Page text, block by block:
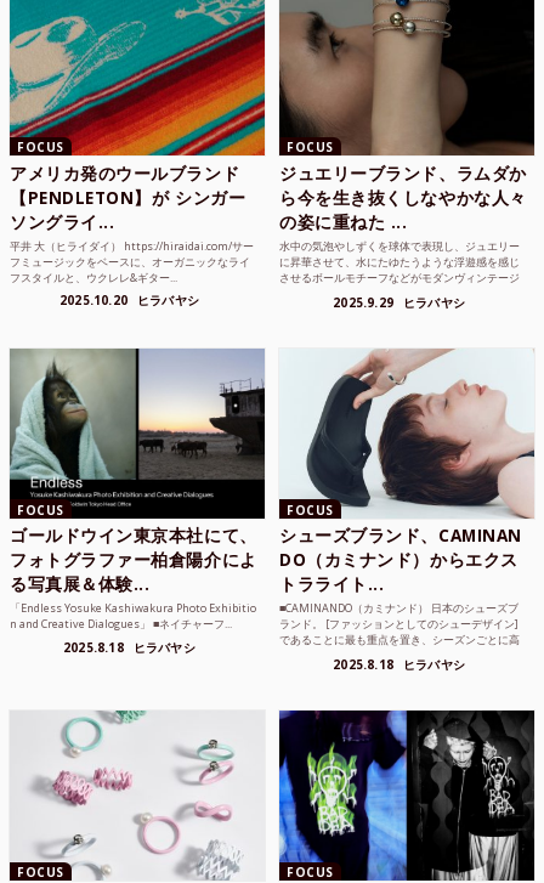
FOCUS
アメリカ発のウールブランド
【PENDLETON】が シンガー
ソングライ...
平井 大（ヒライダイ） https://hiraidai.com/サー
フミュージックをベースに、オーガニックなライ
フスタイルと、ウクレレ&ギター...
2025.10.20 ヒラバヤシ
FOCUS
ジュエリーブランド、ラムダか
ら今を生き抜くしなやかな人々
の姿に重ねた ...
水中の気泡やしずくを球体で表現し、ジュエリー
に昇華させて、水にたゆたうような浮遊感を感じ
させるボールモチーフなどがモダンヴィンテージ
2025.9.29 ヒラバヤシ
FOCUS
ゴールドウイン東京本社にて、
フォトグラファー柏倉陽介によ
る写真展＆体験...
「Endless Yosuke Kashiwakura Photo Exhibitio
n and Creative Dialogues」 ■ネイチャーフ...
2025.8.18 ヒラバヤシ
FOCUS
シューズブランド、CAMINAN
DO（カミナンド）からエクス
トラライト...
■CAMINANDO（カミナンド） 日本のシューズブ
ランド。 [ファッションとしてのシューデザイン]
であることに最も重点を置き、シーズンごとに高
2025.8.18 ヒラバヤシ
FOCUS FOCUS